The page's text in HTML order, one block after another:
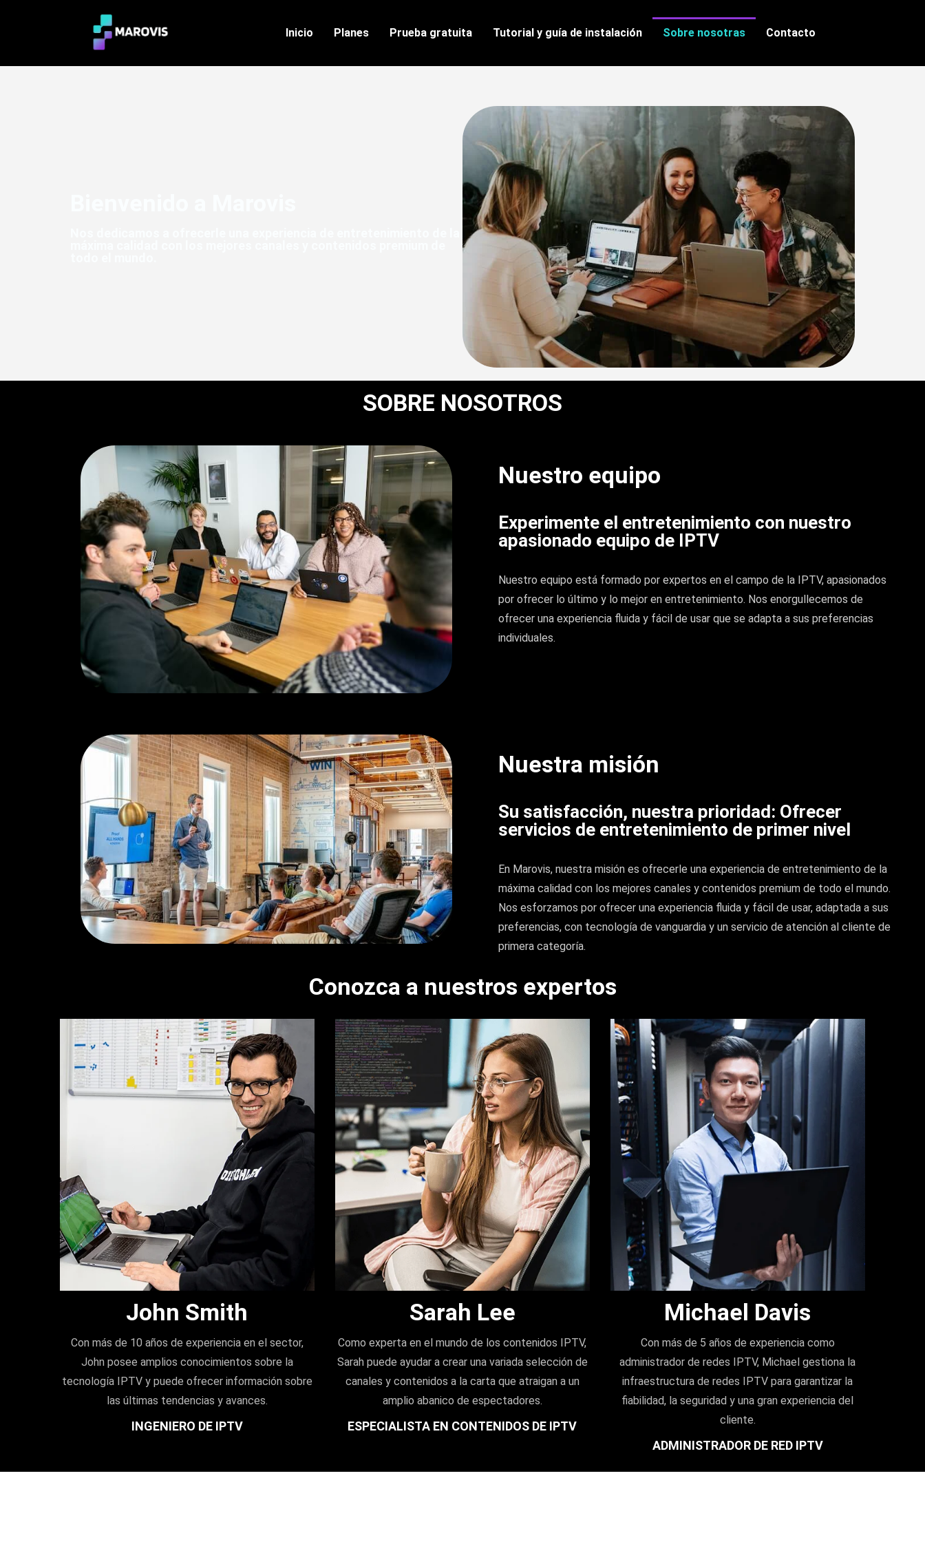
Inicio Planes Prueba gratuita Tutorial y guía de instalación Sobre nosotras Contacto
SOBRE NOSOTROS
Nuestro equipo
Experimente el entretenimiento con nuestro
apasionado equipo de IPTV
Nuestro equipo está formado por expertos en el campo de la IPTV, apasionados
por ofrecer lo último y lo mejor en entretenimiento. Nos enorgullecemos de
ofrecer una experiencia fluida y fácil de usar que se adapta a sus preferencias
individuales.
Nuestra misión
Su satisfacción, nuestra prioridad: Ofrecer
servicios de entretenimiento de primer nivel
En Marovis, nuestra misión es ofrecerle una experiencia de entretenimiento de la
máxima calidad con los mejores canales y contenidos premium de todo el mundo.
Nos esforzamos por ofrecer una experiencia fluida y fácil de usar, adaptada a sus
preferencias, con tecnología de vanguardia y un servicio de atención al cliente de
primera categoría.
Conozca a nuestros expertos
John Smith
Con más de 10 años de experiencia en el sector,
John posee amplios conocimientos sobre la
tecnología IPTV y puede ofrecer información sobre
las últimas tendencias y avances.
INGENIERO DE IPTV
Sarah Lee
Como experta en el mundo de los contenidos IPTV,
Sarah puede ayudar a crear una variada selección de
canales y contenidos a la carta que atraigan a un
amplio abanico de espectadores.
ESPECIALISTA EN CONTENIDOS DE IPTV
Michael Davis
Con más de 5 años de experiencia como
administrador de redes IPTV, Michael gestiona la
infraestructura de redes IPTV para garantizar la
fiabilidad, la seguridad y una gran experiencia del
cliente.
ADMINISTRADOR DE RED IPTV